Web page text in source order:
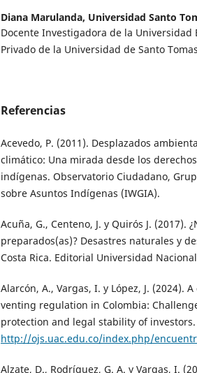
Diana Marulanda, Universidad Santo
Docente Investigadora de la Universidad
Privado de la Universidad de Santo
Referencias
Acevedo, P. (2011). Desplazados
climático: Una mirada desde los
indígenas. Observatorio Ciudadano,
sobre Asuntos Indígenas (IWGIA).
Acuña, G., Centeno, J. y Quirós J. (2017).
preparados(as)? Desastres naturales y
Costa Rica. Editorial Universidad
Alarcón, A., Vargas, I. y López, J. (2024).
venting regulation in Colombia:
protection and legal stability of investors.
http://ojs.uac.edu.co/index.php/
Alzate, D., Rodríguez, G. A. y Vargas, I.